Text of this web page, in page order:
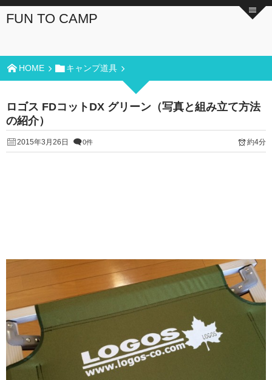
FUN TO CAMP
HOME キャンプ道具
ロゴス FDコットDX グリーン（写真と組み立て方法
の紹介）
2015年3月26日 0件 約4分